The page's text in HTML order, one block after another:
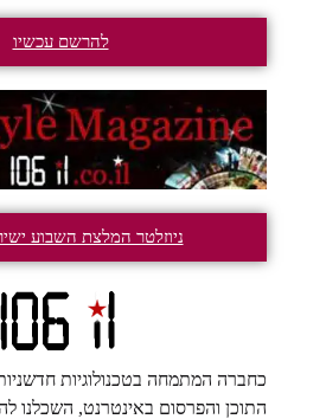
להרשם עכשיו
ניוזלטר המלצת השבוע
כחברה המתמחה בטכנולוגיות
התוכן והפרסום באינטרנט, השכלנו